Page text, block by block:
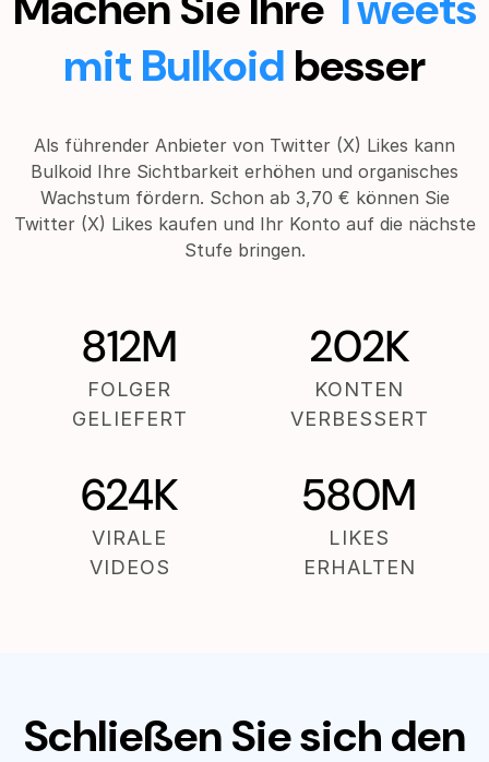
mit Bulkoid besser
Als führender Anbieter von Twitter (X) Likes kann
Bulkoid Ihre Sichtbarkeit erhöhen und organisches
Wachstum fördern. Schon ab 3,70 € können Sie
Twitter (X) Likes kaufen und Ihr Konto auf die nächste
Stufe bringen.
812M
FOLGER
GELIEFERT
202K
KONTEN
VERBESSERT
624K
VIRALE
VIDEOS
580M
LIKES
ERHALTEN
Schließen Sie sich den